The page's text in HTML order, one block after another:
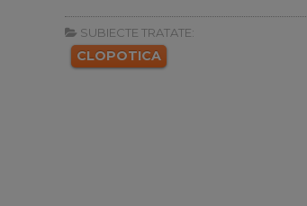
SUBIECTE TRATATE:
CLOPOTICA